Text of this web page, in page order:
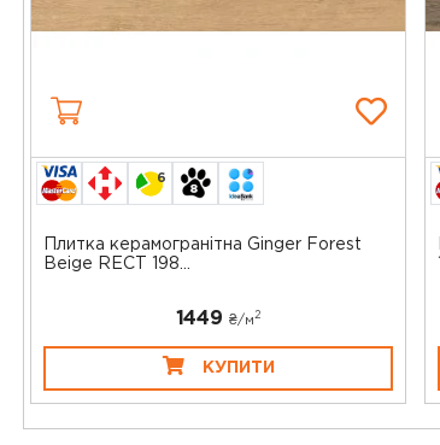
6
Плитка керамогранітна Ginger Forest
Beige RECT 198...
1449 ₴/м 2
КУПИТИ